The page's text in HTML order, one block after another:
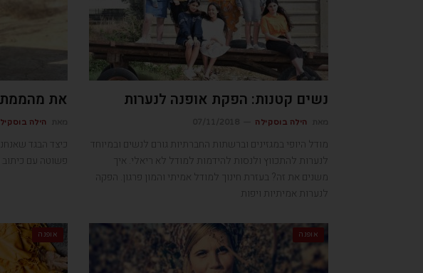
נשים קטנות: הפקת אופנה לנערות
הילה בוסקילה
מודל היופי במגזינים וברשתות החברתיות גורם לנשים ובמיוחד
לנערות להתכווץ ולנסות להידמות למודל לא ריאלי. איך
משנים את זה? בעזרת חינוך למודל אמיתי והמון פרגון. הפקה
לנערות אמיתיות ויפות
את
הילה
כיצד הבגד
פשוטה עם כיתוב
אופנה אופנה